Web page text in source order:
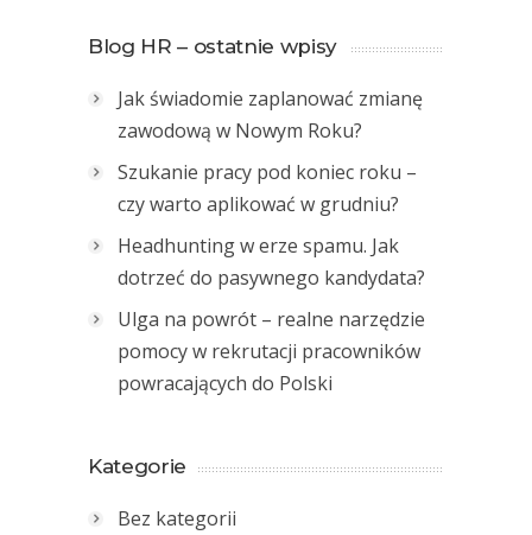
Blog HR – ostatnie wpisy
Jak świadomie zaplanować zmianę
zawodową w Nowym Roku?
Szukanie pracy pod koniec roku –
czy warto aplikować w grudniu?
Headhunting w erze spamu. Jak
dotrzeć do pasywnego kandydata?
Ulga na powrót – realne narzędzie
pomocy w rekrutacji pracowników
powracających do Polski
Kategorie
Bez kategorii